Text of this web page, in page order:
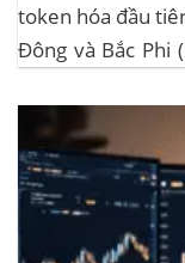
token hóa đầu
Đông và Bắc Phi
vào lĩnh vực bất